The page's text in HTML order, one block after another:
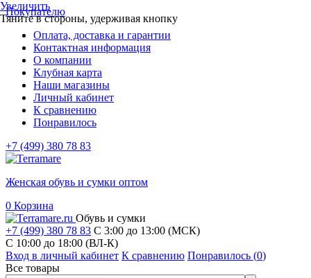
Покупателю
Оплата, доставка и гарантии
Контактная информация
О компании
Клубная карта
Наши магазины
Личный кабинет
К сравнению
Понравилось
+7 (499) 380 78 83
Женская обувь и сумки оптом
0 Корзина
Обувь и сумки
+7 (499) 380 78 83 С 3:00 до 13:00 (МСК)
C 10:00 до 18:00 (ВЛ-К)
Вход в личный кабинет К сравнению Понравилось (0)
Все товары
Увеличить
Тяните в стороны, удерживая кнопку